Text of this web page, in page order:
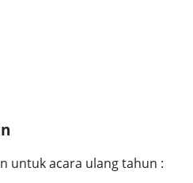
untuk acara ulang tahun :